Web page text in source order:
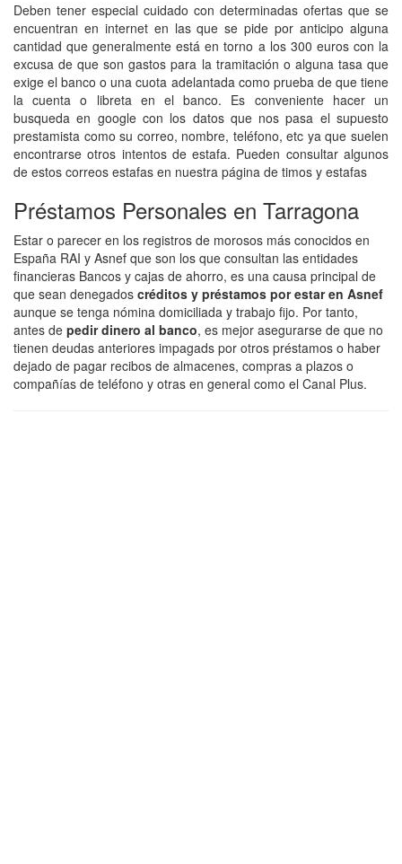
Deben tener especial cuidado con determinadas ofertas que se
encuentran en internet en las que se pide por anticipo alguna
cantidad que generalmente está en torno a los 300 euros con la
excusa de que son gastos para la tramitación o alguna tasa que
exige el banco o una cuota adelantada como prueba de que tiene
la cuenta o libreta en el banco. Es conveniente hacer un
busqueda en google con los datos que nos pasa el supuesto
prestamista como su correo, nombre, teléfono, etc ya que suelen
encontrarse otros intentos de estafa. Pueden consultar algunos
de estos correos estafas en nuestra página de timos y estafas
Préstamos Personales en Tarragona
Estar o parecer en los registros de morosos más conocidos en
España RAI y Asnef que son los que consultan las entidades
financieras Bancos y cajas de ahorro, es una causa principal de
que sean denegados créditos y préstamos por estar en Asnef
aunque se tenga nómina domiciliada y trabajo fijo. Por tanto,
antes de pedir dinero al banco, es mejor asegurarse de que no
tienen deudas anteriores impagads por otros préstamos o haber
dejado de pagar recibos de almacenes, compras a plazos o
compañías de teléfono y otras en general como el Canal Plus.